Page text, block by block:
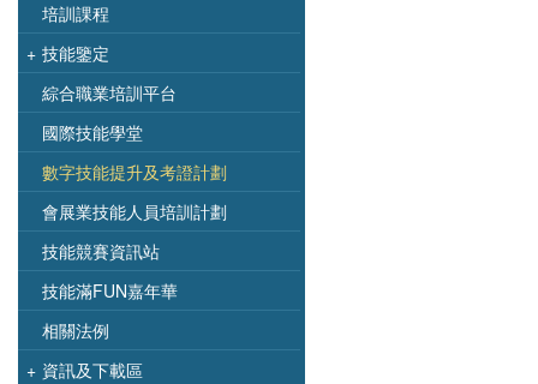
培訓課程
+ 技能鑒定
綜合職業培訓平台
國際技能學堂
數字技能提升及考證計劃
會展業技能人員培訓計劃
技能競賽資訊站
技能滿FUN嘉年華
相關法例
+ 資訊及下載區